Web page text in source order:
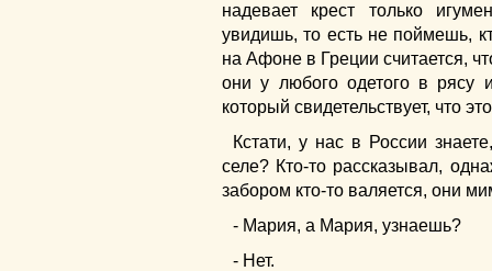
надевает крест только
увидишь, то есть не поймешь,
на Афоне в Греции считается,
они у любого одетого в рясу
который свидетельствует, что
Кстати, у нас в России
селе? Кто-то рассказывал,
забором кто-то валяется, они
- Мария, а Мария, узнаешь?
- Нет.